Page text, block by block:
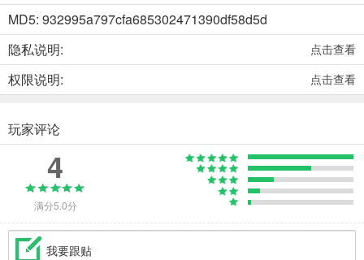
MD5: 932995a797cfa685302471390df58d5d
隐私说明:
点击查看
权限说明: 点击查看
玩家评论
4
满分5.0分
我要跟贴